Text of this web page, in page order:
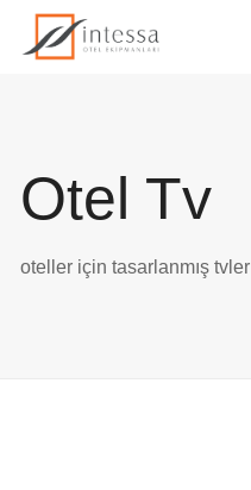
Otel Tv
oteller için tasarlanmış tvler